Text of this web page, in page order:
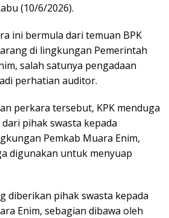
(10/6/2026).
ini bermula dari temuan BPK
di lingkungan Pemerintah
salah satunya pengadaan
perhatian auditor.
perkara tersebut, KPK menduga
pihak swasta kepada
Pemkab Muara Enim,
digunakan untuk menyuap
diberikan pihak swasta kepada
Enim, sebagian dibawa oleh